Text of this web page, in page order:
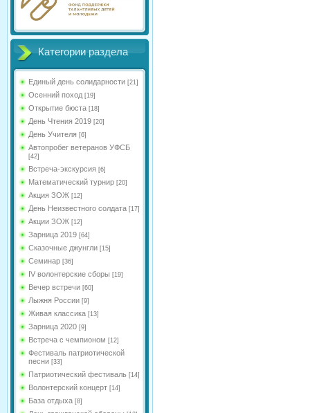
Категории раздела
Единый день солидарности [21]
Осенний поход [19]
Открытие бюста [18]
День Чтения 2019 [20]
День Учителя [6]
Автопробег ветеранов УФСБ
[42]
Встреча-экскурсия [6]
Математический турнир [20]
Акция ЗОЖ [12]
День Неизвестного солдата [17]
Акции ЗОЖ [12]
Зарница 2019 [64]
Сказочные джунгли [15]
Семинар [36]
IV волонтерские сборы [19]
Вечер встречи [60]
Лыжня России [9]
Живая классика [13]
Зарница 2020 [9]
Встреча с чемпионом [12]
Фестиваль патриотической
песни [33]
Патриотический фестиваль [14]
Волонтерский концерт [14]
База отдыха [8]